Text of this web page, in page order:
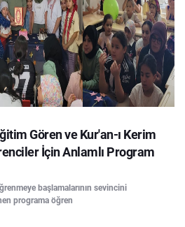
Gören ve Kur'an-ı Kerim
İçin Anlamlı Program
başlamalarının sevincini
programa öğren